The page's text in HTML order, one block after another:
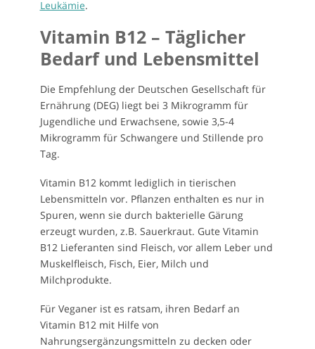
Leukämie.
Vitamin B12 – Täglicher
Bedarf und Lebensmittel
Die Empfehlung der Deutschen Gesellschaft für
Ernährung (DEG) liegt bei 3 Mikrogramm für
Jugendliche und Erwachsene, sowie 3,5-4
Mikrogramm für Schwangere und Stillende pro
Tag.
Vitamin B12 kommt lediglich in tierischen
Lebensmitteln vor. Pflanzen enthalten es nur in
Spuren, wenn sie durch bakterielle Gärung
erzeugt wurden, z.B. Sauerkraut. Gute Vitamin
B12 Lieferanten sind Fleisch, vor allem Leber und
Muskelfleisch, Fisch, Eier, Milch und
Milchprodukte.
Für Veganer ist es ratsam, ihren Bedarf an
Vitamin B12 mit Hilfe von
Nahrungsergänzungsmitteln zu decken oder